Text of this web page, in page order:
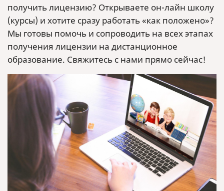
получить лицензию? Открываете он-лайн школу
(курсы) и хотите сразу работать «как положено»?
Мы готовы помочь и сопроводить на всех этапах
получения лицензии на дистанционное
образование. Свяжитесь с нами прямо сейчас!